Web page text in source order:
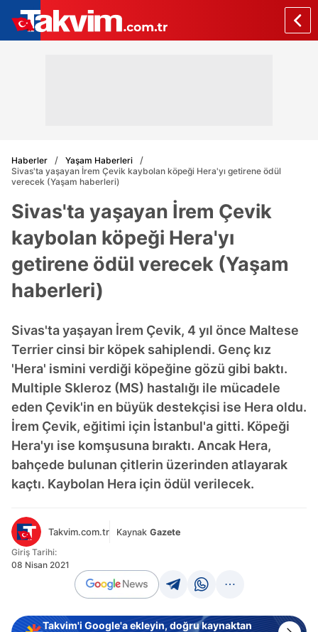
Haberler
Yaşam Haberleri
Sivas'ta yaşayan İrem Çevik kaybolan köpeği Hera'yı getirene ödül
verecek (Yaşam haberleri)
Sivas'ta yaşayan İrem Çevik
kaybolan köpeği Hera'yı
getirene ödül verecek (Yaşam
haberleri)
Sivas'ta yaşayan İrem Çevik, 4 yıl önce Maltese
Terrier cinsi bir köpek sahiplendi. Genç kız
'Hera' ismini verdiği köpeğine gözü gibi baktı.
Multiple Skleroz (MS) hastalığı ile mücadele
eden Çevik'in en büyük destekçisi ise Hera oldu.
İrem Çevik, eğitimi için İstanbul'a gitti. Köpeği
Hera'yı ise komşusuna bıraktı. Ancak Hera,
bahçede bulunan çitlerin üzerinden atlayarak
kaçtı. Kaybolan Hera için ödül verilecek.
Takvim.com.tr Kaynak Gazete
Giriş Tarihi:
08 Nisan 2021
Takvim'i Google'a ekleyin, doğru kaynaktan